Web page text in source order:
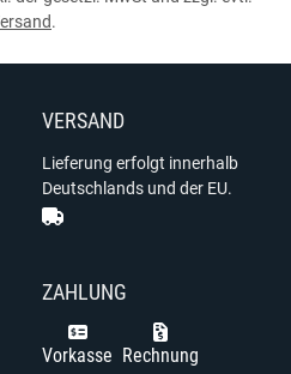
.
VERSAND
Lieferung erfolgt innerhalb
Deutschlands und der EU.
ZAHLUNG
Vorkasse Rechnung